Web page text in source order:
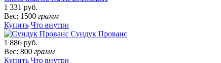
1 331 руб.
Вес: 1500 грамм
Купить Что внутри
Сундук Прованс
1 886 руб.
Вес: 800 грамм
Купить Что внутри